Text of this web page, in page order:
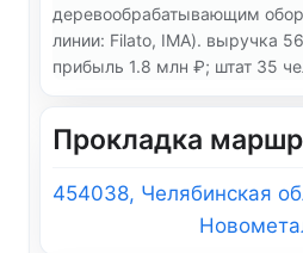
деревообрабатывающим
линии: Filato, IMA). выручка
прибыль 1.8 млн ₽; штат 35
Прокладка
454038, Челябинская